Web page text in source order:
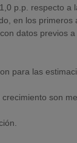
p.p. respecto a
en los primeros
datos previos a
para las
son